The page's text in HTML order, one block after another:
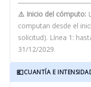
⚠️ Inicio del cómputo:
computan desde el
solicitud). Línea 1:
31/12/2029.
💶CUANTÍA E